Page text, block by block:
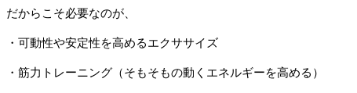
だからこそ必要なのが、
・可動性や安定性を高めるエクササイズ
・筋力トレーニング（そもそもの動くエネルギーを高める）